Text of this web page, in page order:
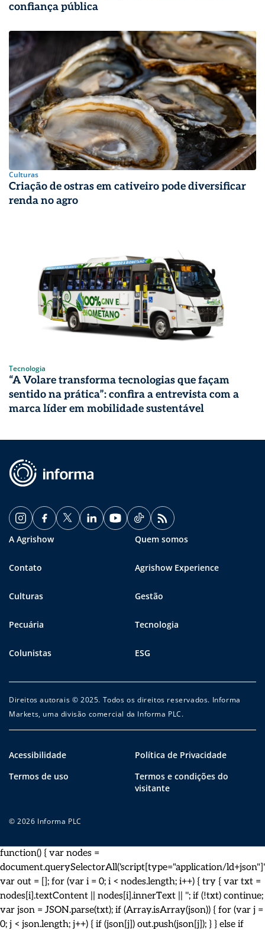
confiança pública
Culturas
Criação de ostras em cativeiro pode diversificar
renda no agro
Tecnologia
“A Volare transforma tecnologias que façam
sentido na prática”: confira a entrevista com a
marca líder em mobilidade sustentável
A Agrishow Quem somos
Contato Agrishow Experience
Culturas Gestão
Pecuária Tecnologia
Colunistas ESG
Direitos autorais © 2025. Todos os direitos reservados. Informa
Markets, uma divisão comercial da Informa PLC.
Acessibilidade
Política de Privacidade
Termos de uso
Termos e condições do
visitante
© 2026 Informa PLC
function() { var nodes =
document.querySelectorAll('script[type="application/
var out = []; for (var i = 0; i < nodes.length; i++) { try { var txt =
nodes[i].textContent || nodes[i].innerText || ''; if (!txt) continue;
var json = JSON.parse(txt); if (Array.isArray(json)) { for (var j =
0; j < json.length; j++) { if (json[j]) out.push(json[j]); } } else if